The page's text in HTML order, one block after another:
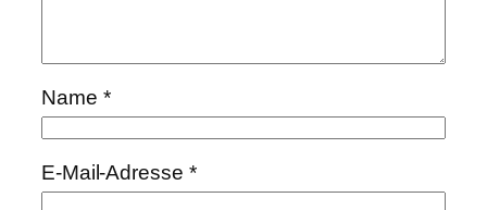
Name *
E-Mail-Adresse *